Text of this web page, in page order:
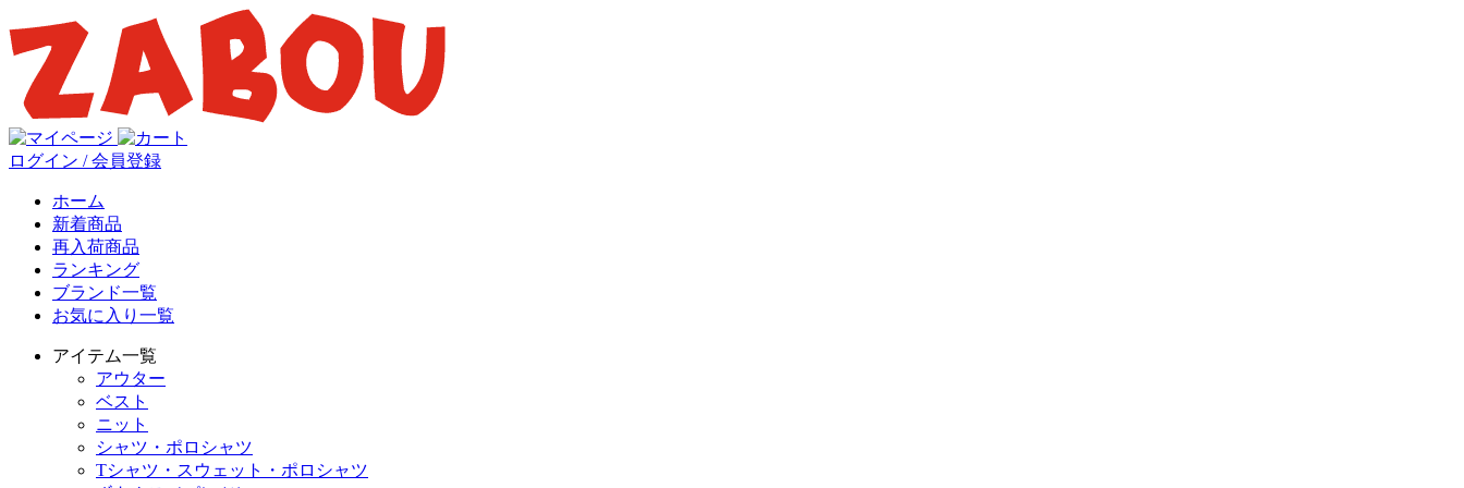
ログイン / 会員登録
ホーム
新着商品
再入荷商品
ランキング
ブランド一覧
お気に入り一覧
アイテム一覧
アウター
ベスト
ニット
シャツ・ポロシャツ
Tシャツ・スウェット・ポロシャツ